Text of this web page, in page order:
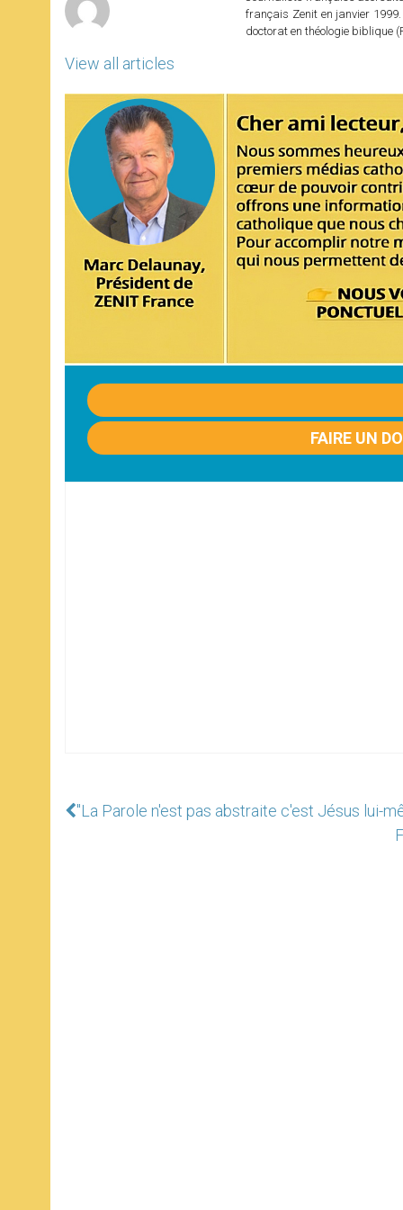
View all articles
français Zenit en janvier
doctorat en théologie biblique
FAIRE UN
"La Parole n'est pas abstraite c'est Jésus lui-